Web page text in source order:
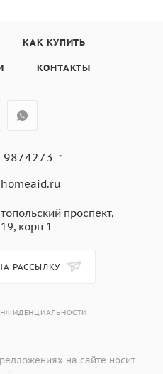
3,2 + 3,2 кВт), 420х210 мм
диаметра посуды
с вытяжками KIC...
кВт
КАК КУПИТЬ
КОНТАКТЫ
9874273
проспект,
корп 1
РАССЫЛКУ
на сайте носит